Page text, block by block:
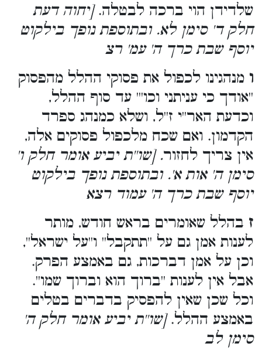
שלדידן הוי ברכה לבטלה.[יחוה דעת
חלק ד' סימן לא. ובתוספת נופך בילקוט
יוסף שבת כרך ה' עמ' רצ
ו מנהגינו לכפול את פסוקי ההלל מהפסוק
''אודך כי עניתני וכו''' עד סוף ההלל,
וכדעת האר''י ז''ל, ושלא כמנהג ספרד
הקדמון. ואם שכח מלכפול פסוקים אלה,
אין צריך לחזור. [שו''ת יביע אומר חלק ו'
סימן ה' אות א'. ובתוספת נופך בילקוט
יוסף שבת כרך ה' עמוד רצא
ז בהלל שאומרים בראש חודש, מותר
לענות אמן גם על ''תתקבל'' ו''על ישראל'',
וכן על אמן דברכות, גם באמצע הפרק.
אבל אין לענות ''ברוך הוא וברוך שמו''.
וכל שכן שאין להפסיק בדברים בטלים
באמצע ההלל.[שו''ת יביע אומר חלק ה'
סימן לב